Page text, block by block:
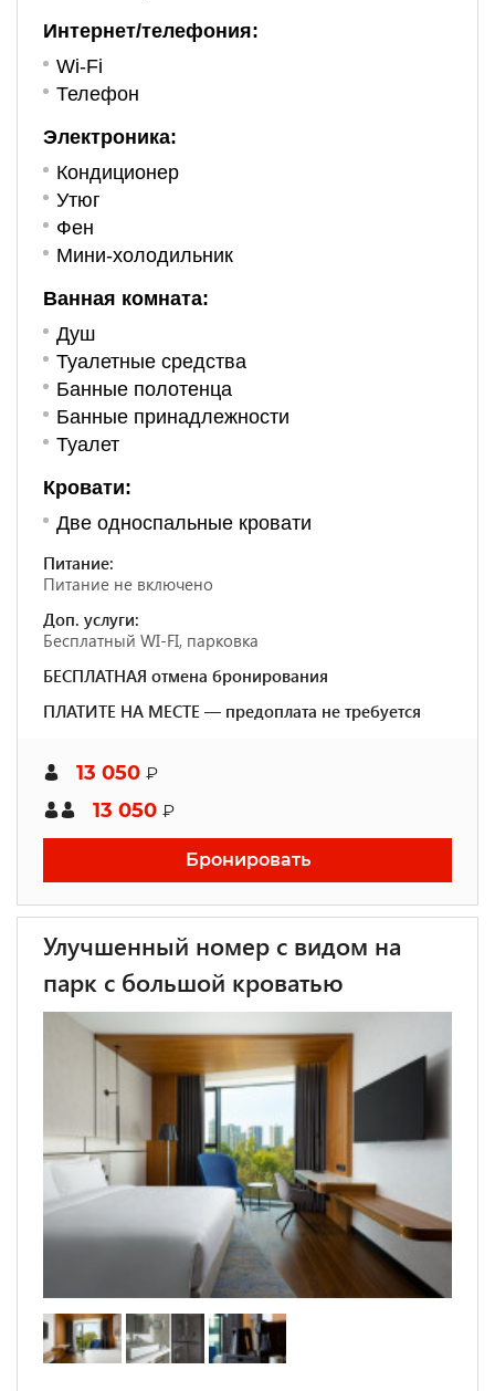
Интернет/телефония:
Wi-Fi
Телефон
Электроника:
Кондиционер
Утюг
Фен
Мини-холодильник
Ванная комната:
Душ
Туалетные средства
Банные полотенца
Банные принадлежности
Туалет
Кровати:
Две односпальные кровати
Питание:
Питание не включено
Доп. услуги:
Бесплатный WI-FI, парковка
БЕСПЛАТНАЯ отмена бронирования
ПЛАТИТЕ НА МЕСТЕ — предоплата не требуется
13 050 ₽
13 050 ₽
Бронировать
Улучшенный номер с видом на
парк с большой кроватью